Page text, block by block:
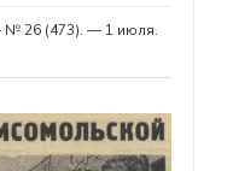
№ 26 (473). — 1 июля.